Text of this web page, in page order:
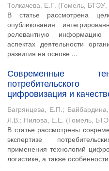
Толкачева, Е.Г. (Гомель, БТЭУ,
В статье рассмотрена
опубликования
релевантную
аспектах деятельности
развития на основе ...
Современные
цифровизация и
Багрянцева, Е.П.;
Л.В.; Нилова, Е.Е. (Гомель,
В статье рассмотрены
экспертизе
применения технологий
логистике, а также